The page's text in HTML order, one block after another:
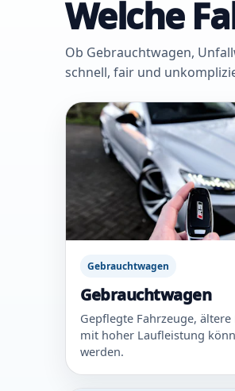
Welche
Ob Gebrauchtwagen,
schnell, fair und
Gebrauchtwagen
Gebrauchtwagen
Gepflegte Fahrzeuge,
mit hoher Laufleistung
werden.